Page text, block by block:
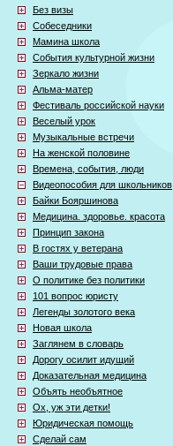
Без визы
Собеседники
Мамина школа
События культурной жизни
Зеркало жизни
Альма-матер
Фестиваль российской науки
Веселый урок
Музыкальные встречи
На женской половине
Времена, события, люди
Видеопособия для школьников
Байки Бояршинова
Медицина. здоровье. красота
Принцип закона
В гостях у ветерана
Ваши трудовые права
О политике без политики
101 вопрос юристу
Легенды золотого века
Новая школа
Заглянем в словарь
Дорогу осилит идущий
Доказательная медицина
Объять необъятное
Ох, уж эти детки!
Юридическая помощь
Сделай сам